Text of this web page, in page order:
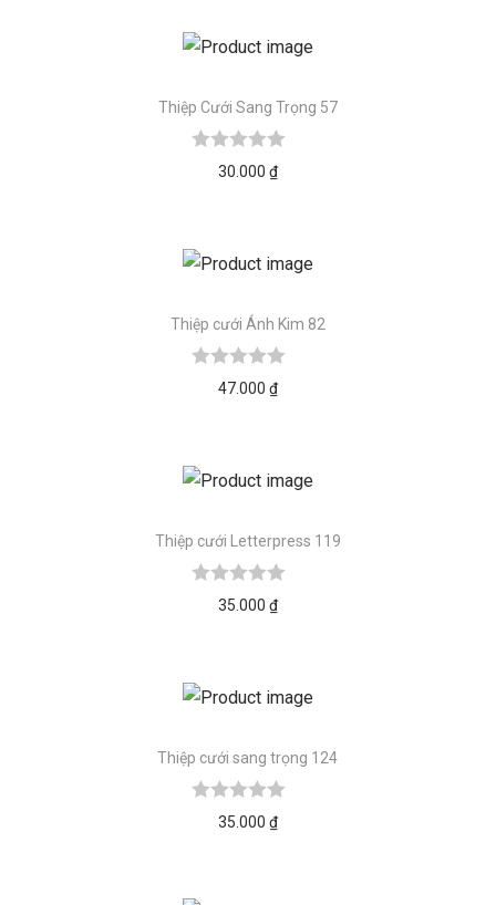
Thiệp Cưới Sang Trọng 57
30.000 ₫
Thiệp cưới Ánh Kim 82
47.000 ₫
Thiệp cưới Letterpress 119
35.000 ₫
Thiệp cưới sang trọng 124
35.000 ₫